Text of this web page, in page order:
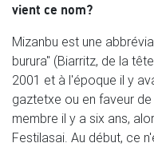
vient ce nom?
Mizanbu est une
burura" (Biarritz, de la
2001 et à l'époque il y
gaztetxe ou en faveur
membre il y a six ans,
Festilasai. Au début, ce